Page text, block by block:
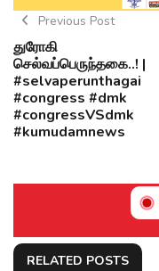
Previous Post
துரோகி
செல்வப்பெருந்தகை..! |
#selvaperunthagai
#congress #dmk
#congressVSdmk
#kumudamnews
RELATED POSTS